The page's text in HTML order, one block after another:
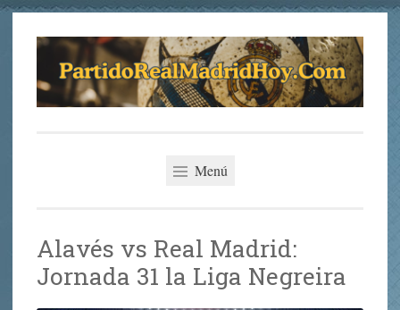
Saltar
contenido
Menú
Alavés vs Real Madrid:
Jornada 31 la Liga Negreira